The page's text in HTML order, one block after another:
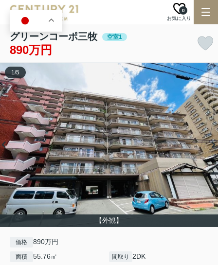
お気に入り
0
グリーンコーポ三牧 空室1
890万円
【外観】
1/5
価格 890万円
面積 55.76㎡ 間取り 2DK